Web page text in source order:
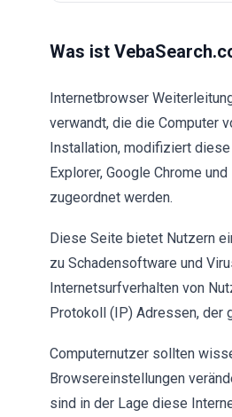
Was ist
Internetbrowser
verwandt, die die Computer
Installation, modifiziert
Explorer, Google Chrome
zugeordnet werden.
Diese Seite bietet Nutzern
zu Schadensoftware und
Internetsurfverhalten von
Protokoll (IP) Adressen, der
Computernutzer sollten
Browsereinstellungen
sind in der Lage diese